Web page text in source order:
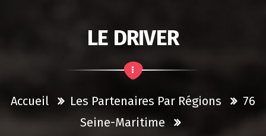
LE DRIVER
Accueil Les Partenaires Par Régions
76
Seine-Maritime